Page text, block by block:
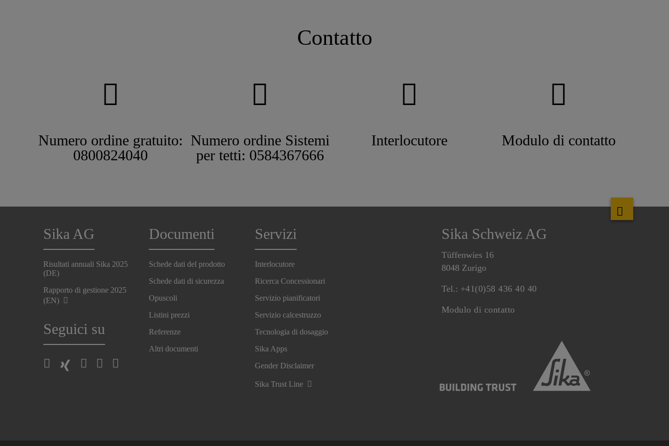
Contatto
Numero ordine gratuito:
0800824040
Numero ordine Sistemi
per tetti: 0584367666
Interlocutore Modulo di contatto
Sika AG
Risultati annuali Sika 2025
(DE)
Rapporto di gestione 2025
(EN)
Seguici su
Documenti
Schede dati del prodotto
Schede dati di sicurezza
Opuscoli
Listini prezzi
Referenze
Altri documenti
Servizi
Interlocutore
Ricerca Concessionari
Servizio pianificatori
Servizio calcestruzzo
Tecnologia di dosaggio
Sika Apps
Gender Disclaimer
Sika Trust Line
Sika Schweiz AG
Tüffenwies 16
8048 Zurigo
Tel.: +41(0)58 436 40 40
Modulo di contatto